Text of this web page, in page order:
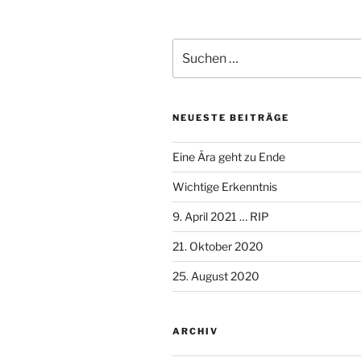
nach:
NEUESTE BEITRÄGE
Eine Ära geht zu Ende
Wichtige Erkenntnis
9. April 2021 … RIP
21. Oktober 2020
25. August 2020
ARCHIV